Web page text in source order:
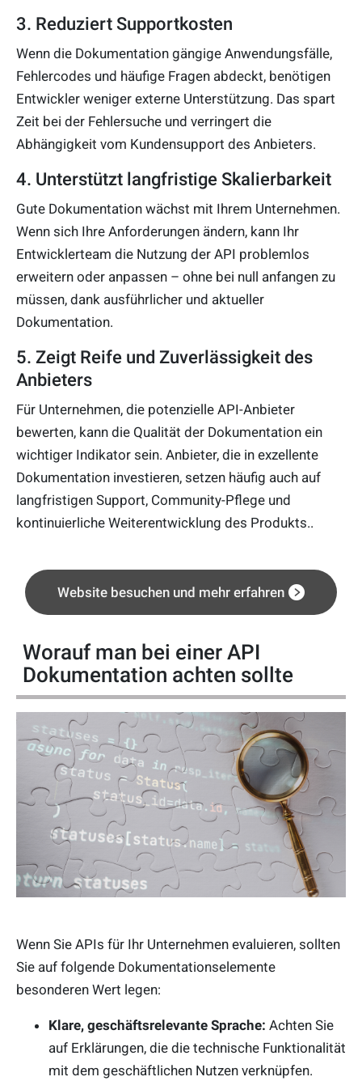
3. Reduziert Supportkosten
Wenn die Dokumentation gängige Anwendungsfälle,
Fehlercodes und häufige Fragen abdeckt, benötigen
Entwickler weniger externe Unterstützung. Das spart
Zeit bei der Fehlersuche und verringert die
Abhängigkeit vom Kundensupport des Anbieters.
4. Unterstützt langfristige Skalierbarkeit
Gute Dokumentation wächst mit Ihrem Unternehmen.
Wenn sich Ihre Anforderungen ändern, kann Ihr
Entwicklerteam die Nutzung der API problemlos
erweitern oder anpassen – ohne bei null anfangen zu
müssen, dank ausführlicher und aktueller
Dokumentation.
5. Zeigt Reife und Zuverlässigkeit des
Anbieters
Für Unternehmen, die potenzielle API-Anbieter
bewerten, kann die Qualität der Dokumentation ein
wichtiger Indikator sein. Anbieter, die in exzellente
Dokumentation investieren, setzen häufig auch auf
langfristigen Support, Community-Pflege und
kontinuierliche Weiterentwicklung des Produkts..
Website besuchen und mehr erfahren
Worauf man bei einer API
Dokumentation achten sollte
Wenn Sie APIs für Ihr Unternehmen evaluieren, sollten
Sie auf folgende Dokumentationselemente
besonderen Wert legen:
Klare, geschäftsrelevante Sprache: Achten Sie
auf Erklärungen, die die technische Funktionalität
mit dem geschäftlichen Nutzen verknüpfen.